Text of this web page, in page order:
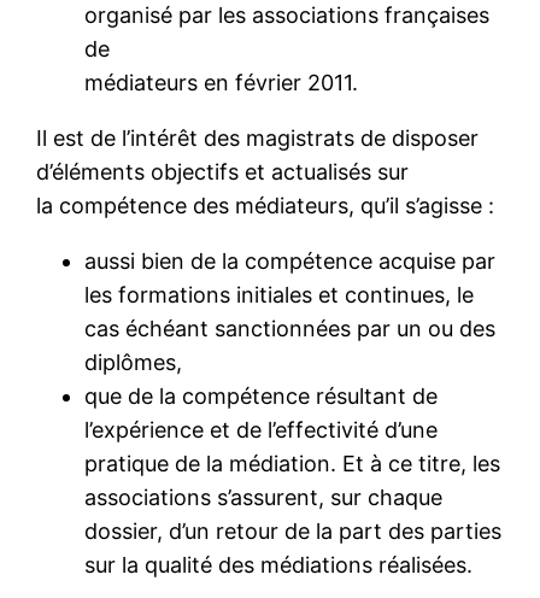
organisé par les associations françaises
de
médiateurs en février 2011.
Il est de l’intérêt des magistrats de disposer
d’éléments objectifs et actualisés sur
la compétence des médiateurs, qu’il s’agisse :
aussi bien de la compétence acquise par
les formations initiales et continues, le
cas échéant sanctionnées par un ou des
diplômes,
que de la compétence résultant de
l’expérience et de l’effectivité d’une
pratique de la médiation. Et à ce titre, les
associations s’assurent, sur chaque
dossier, d’un retour de la part des parties
sur la qualité des médiations réalisées.